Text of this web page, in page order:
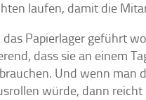
laufen, damit die
Papierlager geführt
dass sie an einem
Und wenn man
würde, dann reicht